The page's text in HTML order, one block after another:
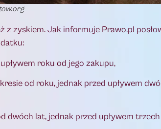
z zyskiem. Jak informuje Prawo.pl
roku od jego zakupu,
od roku, jednak przed upływem
dwóch lat, jednak przed upływem